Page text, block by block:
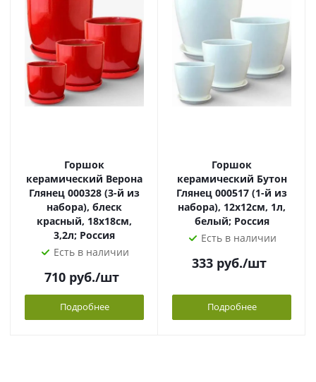
Горшок
керамический Верона
Глянец 000328 (3-й из
набора), блеск
красный, 18х18см,
3,2л; Россия
Есть в наличии
710 руб./шт
Подробнее
Горшок
керамический Бутон
Глянец 000517 (1-й из
набора), 12х12см, 1л,
белый; Россия
Есть в наличии
333 руб./шт
Подробнее